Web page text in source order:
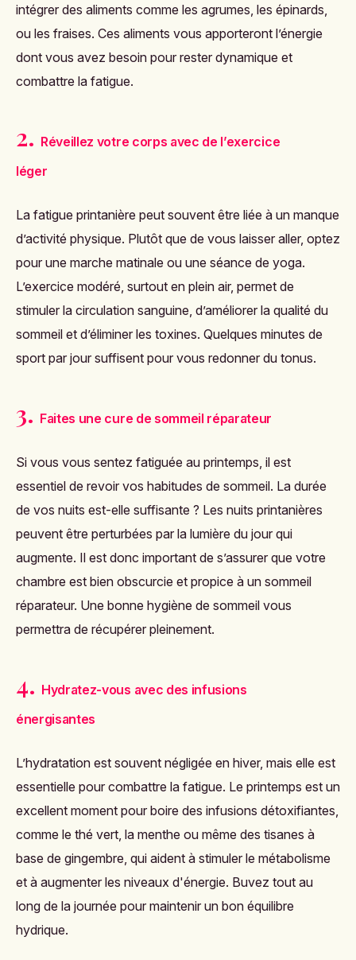
intégrer des aliments comme les agrumes, les épinards,
ou les fraises. Ces aliments vous apporteront l’énergie
dont vous avez besoin pour rester dynamique et
combattre la fatigue.
2. Réveillez votre corps avec de l’exercice
léger
La fatigue printanière peut souvent être liée à un manque
d’activité physique. Plutôt que de vous laisser aller, optez
pour une marche matinale ou une séance de yoga.
L’exercice modéré, surtout en plein air, permet de
stimuler la circulation sanguine, d’améliorer la qualité du
sommeil et d’éliminer les toxines. Quelques minutes de
sport par jour suffisent pour vous redonner du tonus.
3. Faites une cure de sommeil réparateur
Si vous vous sentez fatiguée au printemps, il est
essentiel de revoir vos habitudes de sommeil. La durée
de vos nuits est-elle suffisante ? Les nuits printanières
peuvent être perturbées par la lumière du jour qui
augmente. Il est donc important de s’assurer que votre
chambre est bien obscurcie et propice à un sommeil
réparateur. Une bonne hygiène de sommeil vous
permettra de récupérer pleinement.
4. Hydratez-vous avec des infusions
énergisantes
L’hydratation est souvent négligée en hiver, mais elle est
essentielle pour combattre la fatigue. Le printemps est un
excellent moment pour boire des infusions détoxifiantes,
comme le thé vert, la menthe ou même des tisanes à
base de gingembre, qui aident à stimuler le métabolisme
et à augmenter les niveaux d'énergie. Buvez tout au
long de la journée pour maintenir un bon équilibre
hydrique.